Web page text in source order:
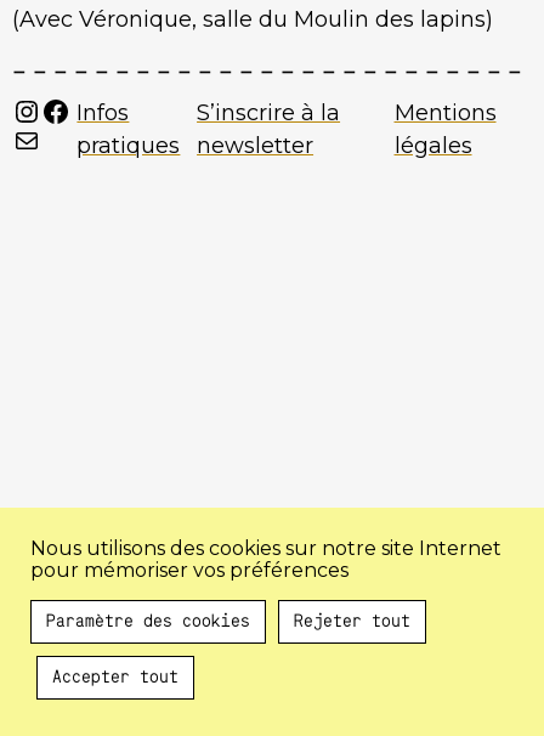
(Avec Véronique, salle du Moulin des lapins)
Instagram
Facebook
Mail
Infos
pratiques
S’inscrire à la
newsletter
Mentions
légales
Au programme !
Nous utilisons des cookies sur notre site Internet
pour mémoriser vos préférences
Paramètre des cookies Rejeter tout
Accepter tout